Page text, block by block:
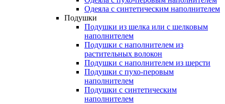
Одеяла с синтетическим наполнителем
Подушки
Подушки из шелка или с шелковым
наполнителем
Подушки с наполнителем из
растительных волокон
Подушки с наполнителем из шерсти
Подушки с пухо-перовым
наполнителем
Подушки с синтетическим
наполнителем